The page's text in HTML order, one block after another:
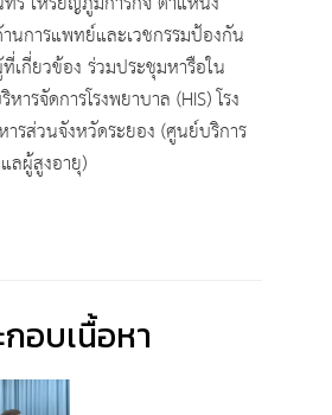
นการแพทย์และเวชกรรมป้องกัน
เกี่ยวข้อง ร่วมประชุมหารือใน
ารจัดการโรงพยาบาล (HIS) โรง
รส่วนจังหวัดระยอง (ศูนย์บริการ
ผู้สูงอายุ)
อบเนื้อหา